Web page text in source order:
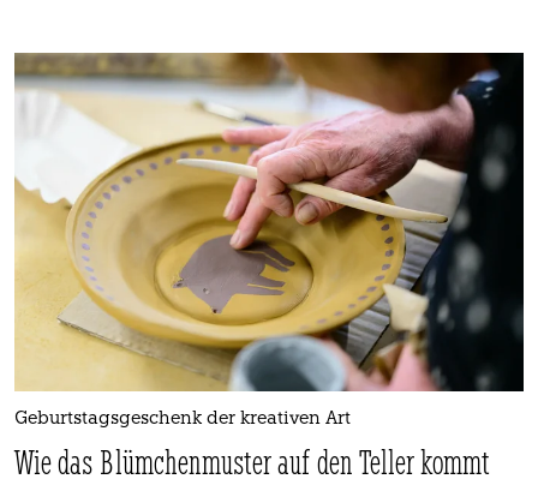
Geburtstagsgeschenk der kreativen Art
Wie das Blümchenmuster auf den Teller kommt